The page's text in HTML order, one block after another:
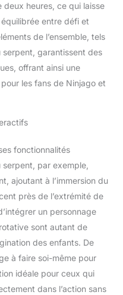
figurines LEGO
NINJAGO -
nouveautés de juin
2019 : Kai FS,
Aspheera, le pyro-
chasseur et le pyro-
destructeur. Croc’
avec des épées
bouche qui s’ouvre
avec du feu, une
queue avec 2 fusils
à tenons, 2
drapeaux et des
chaînes à attacher
aux 2 figurines
Pyro. Inclut
également un stand
en brique avec un
sceptre. Les armes
sont les suivantes:
heures, ce qui laisse
entre défi et
de l’ensemble, tels
garantissent des
offrant ainsi une
les fans de Ninjago et
fonctionnalités
par exemple,
ajoutant à l’immersion du
près de l’extrémité de
un personnage
sont autant de
des enfants. De
à faire soi-même pour
idéale pour ceux qui
dans l’action sans